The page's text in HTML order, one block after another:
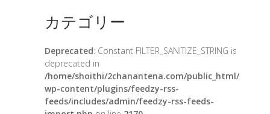
カテゴリー
Deprecated: Constant FILTER_SANITIZE_STRING is
deprecated in
/home/shoithi/2chanantena.com/public_html/
wp-content/plugins/feedzy-rss-
feeds/includes/admin/feedzy-rss-feeds-